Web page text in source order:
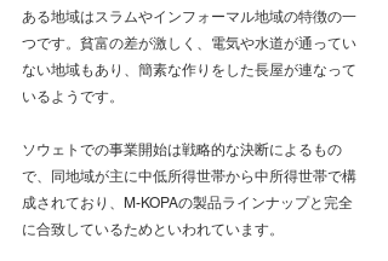
ある地域はスラムやインフォーマル地域の特徴の一
つです。貧富の差が激しく、電気や水道が通ってい
ない地域もあり、簡素な作りをした長屋が連なって
いるようです。
ソウェトでの事業開始は戦略的な決断によるもの
で、同地域が主に中低所得世帯から中所得世帯で構
成されており、M-KOPAの製品ラインナップと完全
に合致しているためといわれています。